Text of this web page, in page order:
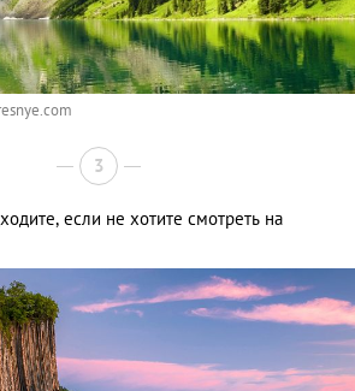
3
если не хотите смотреть на